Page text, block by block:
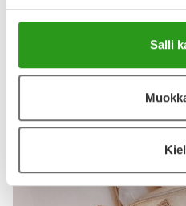
Salli
Katso kaikki